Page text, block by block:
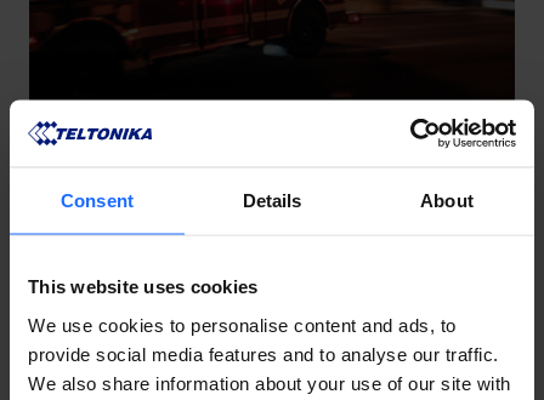
Consent Details About
This website uses cookies
We use cookies to personalise content and ads, to
provide social media features and to analyse our traffic.
We also share information about your use of our site with